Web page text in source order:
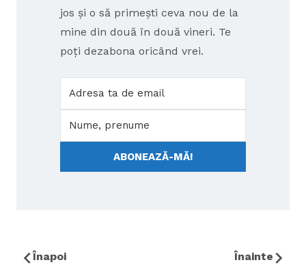
jos și o să primești ceva nou de la
mine din două în două vineri. Te
poți dezabona oricând vrei.
ABONEAZĂ-MĂ!
Înapoi Înainte